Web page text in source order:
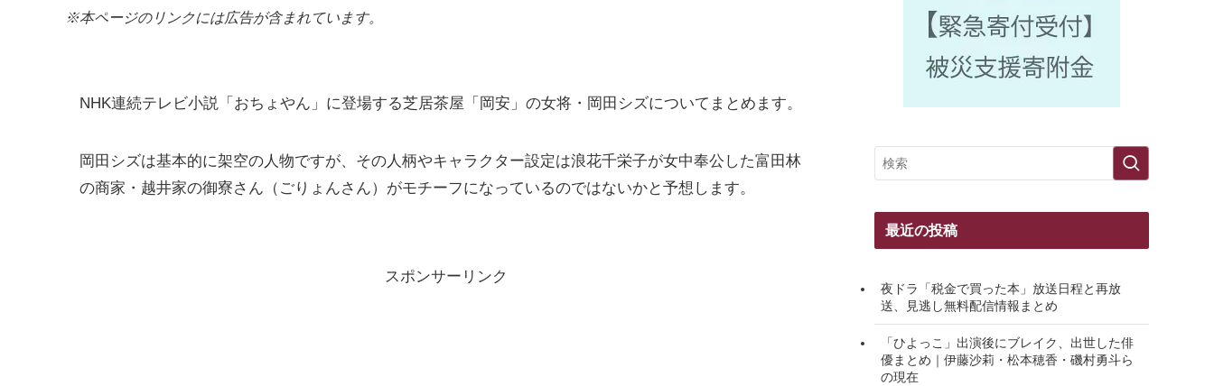
※本ページのリンクには広告が含まれています。
NHK連続テレビ小説「おちょやん」に登場する芝居茶屋「岡安」の女将・岡田シズについてまとめます。
岡田シズは基本的に架空の人物ですが、その人柄やキャラクター設定は浪花千栄子が女中奉公した富田林
の商家・越井家の御寮さん（ごりょんさん）がモチーフになっているのではないかと予想します。
スポンサーリンク
最近の投稿
夜ドラ「税金で買った本」放送日程と再放
送、見逃し無料配信情報まとめ
「ひよっこ」出演後にブレイク、出世した俳
優まとめ｜伊藤沙莉・松本穂香・磯村勇斗ら
の現在